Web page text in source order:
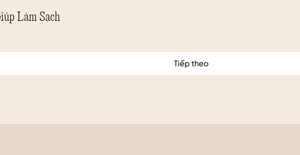
Làm Sạch
Tiếp theo